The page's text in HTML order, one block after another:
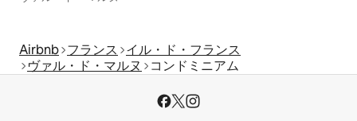
Airbnb フランス
イル・ド・フランス
ヴァル・ド・マルヌ
コンドミニアム